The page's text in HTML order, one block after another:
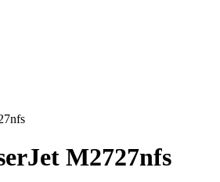
M2727nfs